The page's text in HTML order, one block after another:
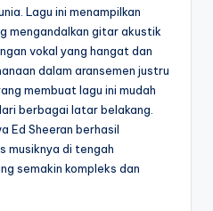
Lagu ini menampilkan
mengandalkan gitar akustik
vokal yang hangat dan
dalam aransemen justru
membuat lagu ini mudah
berbagai latar belakang.
Ed Sheeran berhasil
musiknya di tengah
semakin kompleks dan